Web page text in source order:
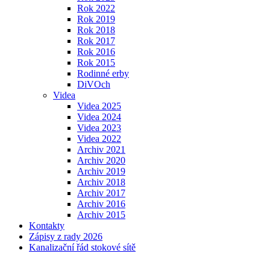
Rok 2022
Rok 2019
Rok 2018
Rok 2017
Rok 2016
Rok 2015
Rodinné erby
DiVOch
Videa
Videa 2025
Videa 2024
Videa 2023
Videa 2022
Archiv 2021
Archiv 2020
Archiv 2019
Archiv 2018
Archiv 2017
Archiv 2016
Archiv 2015
Kontakty
Zápisy z rady 2026
Kanalizační řád stokové sítě